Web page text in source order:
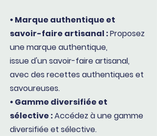
• Marque authentique et
savoir-faire artisanal :Proposez
une marque authentique,
issue d'un savoir-faire artisanal,
avec des recettes authentiques et
savoureuses.
• Gamme diversifiée et
sélective :Accédez à une gamme
diversifiée et sélective.